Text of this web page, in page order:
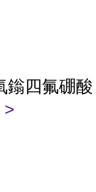
鎓四氟硼酸
>